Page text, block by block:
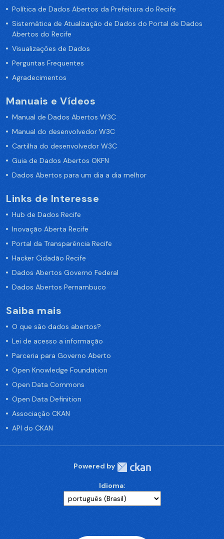
Política de Dados Abertos da Prefeitura do Recife
Sistemática de Atualização de Dados do Portal de Dados
Abertos do Recife
Visualizações de Dados
Perguntas Frequentes
Agradecimentos
Manuais e Vídeos
Manual de Dados Abertos W3C
Manual do desenvolvedor W3C
Cartilha do desenvolvedor W3C
Guia de Dados Abertos OKFN
Dados Abertos para um dia a dia melhor
Links de Interesse
Hub de Dados Recife
Inovação Aberta Recife
Portal da Transparência Recife
Hacker Cidadão Recife
Dados Abertos Governo Federal
Dados Abertos Pernambuco
Saiba mais
O que são dados abertos?
Lei de acesso a informação
Parceria para Governo Aberto
Open Knowledge Foundation
Open Data Commons
Open Data Definition
Associação CKAN
API do CKAN
Powered by
Idioma